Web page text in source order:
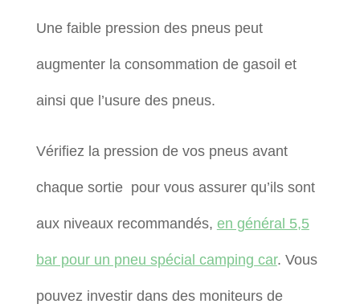
Une faible pression des pneus peut
augmenter la consommation de gasoil et
ainsi que l’usure des pneus.
Vérifiez la pression de vos pneus avant
chaque sortie pour vous assurer qu’ils sont
aux niveaux recommandés, en général 5,5
bar pour un pneu spécial camping car. Vous
pouvez investir dans des moniteurs de